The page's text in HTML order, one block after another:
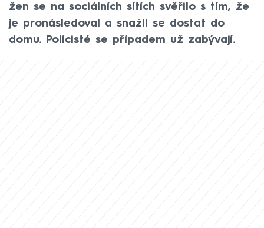
žen se na sociálních sítích svěřilo s tím, že
je pronásledoval a snažil se dostat do
domu. Policisté se případem už zabývají.